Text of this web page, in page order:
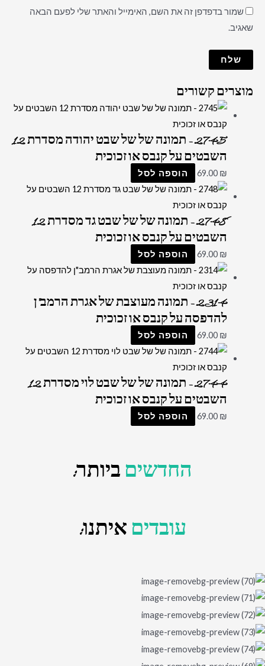
שמור בדפדפן זה את השם, האימייל והאתר שלי לפעם הבאה
שאגיב.
מוצרים קשורים
2745 – תמונה של של שבט יהודה מסדרת 12
השבטים על קנבס או זכוכית
69.00 ₪ הוספה לסל
2748 – תמונה של של שבט גד מסדרת 12
השבטים על קנבס או זכוכית
69.00 ₪ הוספה לסל
2314 – תמונה מעוצבת של אגרת הרמב"ן
להדפסה על קנבס או זכוכית
69.00 ₪ הוספה לסל
2744 – תמונה של של שבט לוי מסדרת 12
השבטים על קנבס או זכוכית
69.00 ₪ הוספה לסל
החדשיםביותר:
עובדיםאיתנו: